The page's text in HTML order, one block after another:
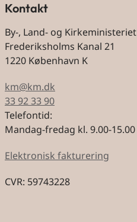
Kontakt
By-, Land- og Kirkeministeriet
Frederiksholms Kanal 21
1220 København K
km@km.dk
33 92 33 90
Telefontid:
Mandag-fredag kl. 9.00-15.00
Elektronisk fakturering
CVR: 59743228